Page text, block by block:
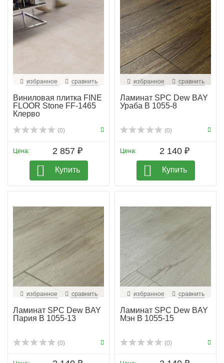
избранное сравнить
Виниловая плитка FINE
FLOOR Stone FF-1465
Клерво
(0)
Цена: 2 857 ₽
Купить
избранное сравнить
Ламинат SPC Dew BAY
Ураба B 1055-8
(0)
Цена: 2 140 ₽
Купить
избранное сравнить
Ламинат SPC Dew BAY
Пария B 1055-13
(0)
избранное сравнить
Ламинат SPC Dew BAY
Мэн B 1055-15
(0)